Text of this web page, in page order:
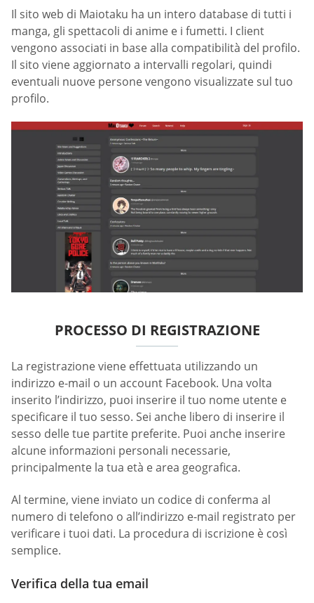
Il sito web di Maiotaku ha un intero database di tutti i
manga, gli spettacoli di anime e i fumetti. I client
vengono associati in base alla compatibilità del profilo.
Il sito viene aggiornato a intervalli regolari, quindi
eventuali nuove persone vengono visualizzate sul tuo
profilo.
PROCESSO DI REGISTRAZIONE
La registrazione viene effettuata utilizzando un
indirizzo e-mail o un account Facebook. Una volta
inserito l’indirizzo, puoi inserire il tuo nome utente e
specificare il tuo sesso. Sei anche libero di inserire il
sesso delle tue partite preferite. Puoi anche inserire
alcune informazioni personali necessarie,
principalmente la tua età e area geografica.
Al termine, viene inviato un codice di conferma al
numero di telefono o all’indirizzo e-mail registrato per
verificare i tuoi dati. La procedura di iscrizione è così
semplice.
Verifica della tua email